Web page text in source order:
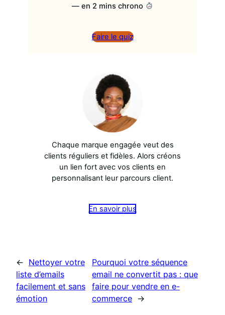
— en 2 mins chrono
Faire le quiz
Chaque marque engagée veut des
clients réguliers et fidèles. Alors créons
un lien fort avec vos clients en
personnalisant leur parcours client.
En savoir plus
← Nettoyer votre
liste d’emails
facilement et sans
émotion
Pourquoi votre séquence
email ne convertit pas : que
faire pour vendre en e-
commerce →